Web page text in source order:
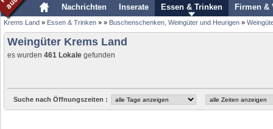
Nachrichten Inserate Essen & Trinken Firmen &
Krems Land » Essen & Trinken » » Buschenschenken, Weingüter und Heurigen »
Weingüter Krems Land
es wurden 461 Lokale gefunden
Suche nach Öffnungszeiten :